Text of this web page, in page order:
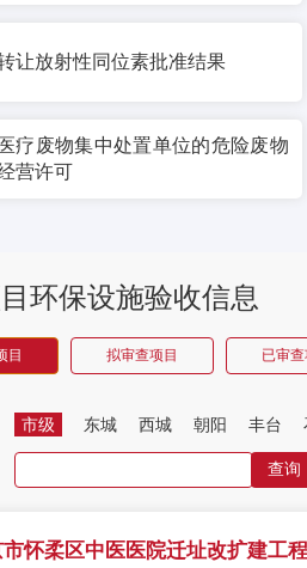
让放射性同位素批准结果
医疗废物集中处置单位的危险废物
营许可
环保设施验收信息
目 拟审查项目 已审查
市级 东城 西城 朝阳 丰台
怀柔区中医医院迁址改扩建工程